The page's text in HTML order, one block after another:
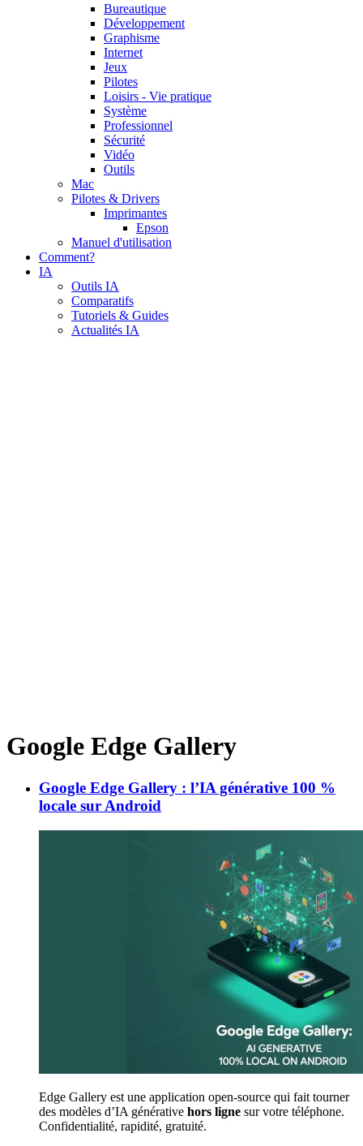
Bureautique
Développement
Graphisme
Internet
Jeux
Pilotes
Loisirs - Vie pratique
Système
Professionnel
Sécurité
Vidéo
Outils
Mac
Pilotes & Drivers
Imprimantes
Epson
Manuel d'utilisation
Comment?
IA
Outils IA
Comparatifs
Tutoriels & Guides
Actualités IA
Google Edge Gallery
Google Edge Gallery : l’IA générative 100 %
locale sur Android
Edge Gallery est une application open-source qui fait tourner
des modèles d’IA générative hors ligne sur votre téléphone.
Confidentialité, rapidité, gratuité.